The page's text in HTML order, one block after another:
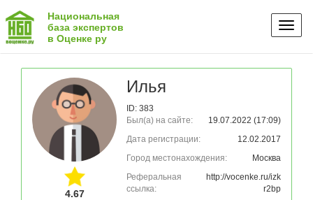
Национальная
база экспертов
в Оценке ру
4.67
Илья
ID: 383
Был(а) на сайте:
19.07.2022 (17:09)
Дата регистрации:
12.02.2017
Город местонахождения:
Москва
Реферальная
ссылка:
http://vocenke.ru/izk
r2bp